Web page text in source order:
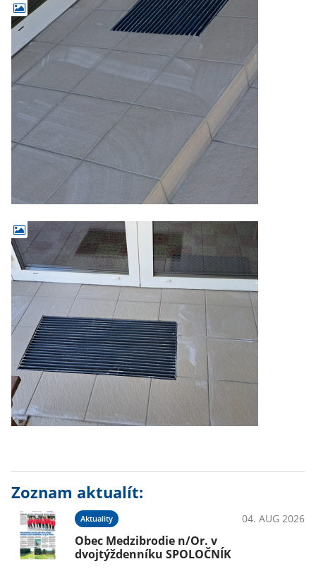
Zoznam aktualít:
Aktuality 04. AUG 2026
Obec Medzibrodie n/Or. v
dvojtýždenníku SPOLOČNÍK